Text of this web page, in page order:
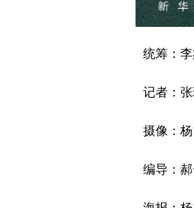
统筹：李
记者：张
摄像：杨
编导：郝